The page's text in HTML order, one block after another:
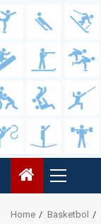
Skip
to
Primary
Menu
Home Basketbol